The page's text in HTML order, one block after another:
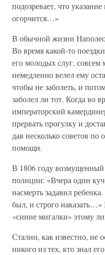
подозревает, что
огорчится…»
В обычной жизни
Во время какой-то
его молодых слуг,
немедленно велел ему
чтобы не заболеть, и
заболел ли тот. Когда во
императорский
прервать прогулку и
дав несколько советов
помощи.
В 1806 году
полиции: «Вчера один
насмерть задавил
был, и строго
«синие мигалки» этому
Сталин, как известно, не
никого из тех, кто знал